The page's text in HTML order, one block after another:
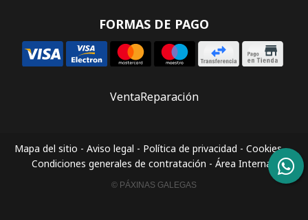
FORMAS DE PAGO
VentaReparación
Mapa del sitio - Aviso legal - Política de privacidad - Cookies-
Condiciones generales de contratación - Área Interna
© PÁXINAS GALEGAS